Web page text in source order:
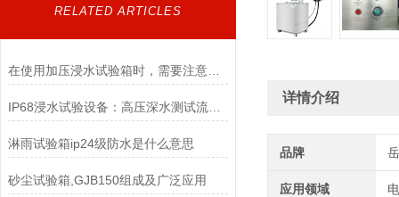
RELATED ARTICLES
在使用加压浸水试验箱时，需要注意以下几点
IP68浸水试验设备：高压深水测试流程与认证通过指南
淋雨试验箱ip24级防水是什么意思
砂尘试验箱,GJB150组成及广泛应用
详情介绍
品牌
应用领域